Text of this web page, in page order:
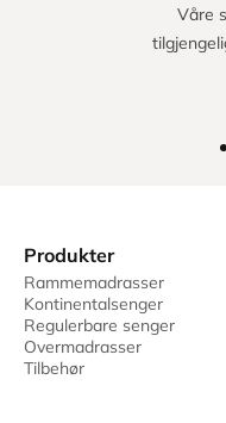
Våre
Produkter
Rammemadrasser
Kontinentalsenger
Regulerbare senger
Overmadrasser
Tilbehør